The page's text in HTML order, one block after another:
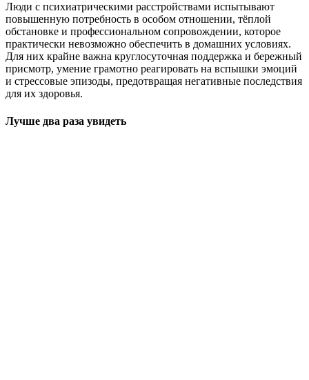
Люди с психиатрическими расстройствами испытывают
повышенную потребность в особом отношении, тёплой
обстановке и профессиональном сопровождении, которое
практически невозможно обеспечить в домашних условиях.
Для них крайне важна круглосуточная поддержка и бережный
присмотр, умение грамотно реагировать на вспышки эмоций
и стрессовые эпизоды, предотвращая негативные последствия
для их здоровья.
Лучше два раза увидеть